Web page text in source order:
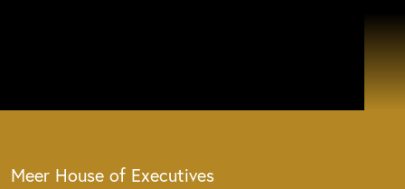
Meer House of Executives